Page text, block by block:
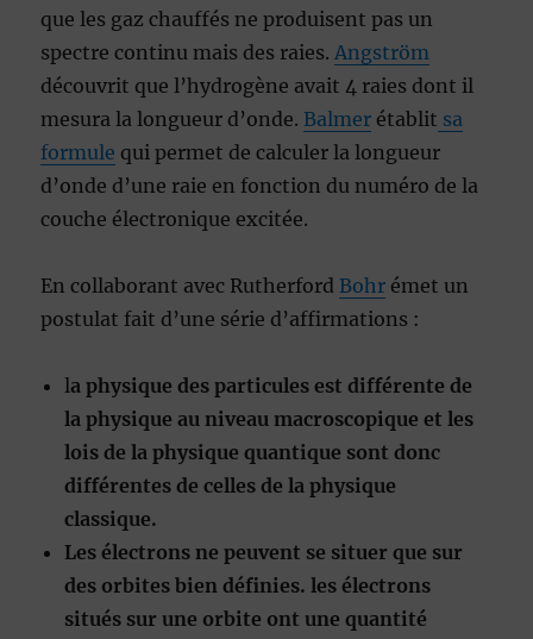
que les gaz chauffés ne produisent pas un
spectre continu mais des raies.Angström
découvrit que l’hydrogène avait 4 raies dont il
mesura la longueur d’onde. Balmer établit sa
formule qui permet de calculer la longueur
d’onde d’une raie en fonction du numéro de la
couche électronique excitée.
En collaborant avec Rutherford Bohr émet un
postulat fait d’une série d’affirmations :
la physique des particules est différente de
la physique au niveau macroscopique et les
lois de la physique quantique sont donc
différentes de celles de la physique
classique.
Les électrons ne peuvent se situer que sur
des orbites bien définies. les électrons
situés sur une orbite ont une quantité